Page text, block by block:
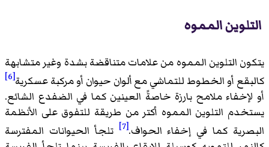
التلوين المموه
يتكون التلوين المموه من علامات متناقضة بشدة وغير متشابهة
كالبقع أو الخطوط للتماشي مع ألوان حيوان أو مركبة عسكرية[6]
أو لإخفاء ملامح بارزة خاصةً العينين كما في الضفدع الشائع.
يستخدم التلوين المموه أكتر من طريقة للتفوق على الأنظمة
البصرية كما في إخفاء الحواف.[7]
تلجأ الحيوانات المفترسة